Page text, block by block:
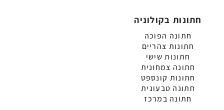
חתונות בקולוניה
חתונה הפוכה
חתונות צהריים
חתונות שישי
חתונה צמחונית
חתונות קונספט
חתונה טבעונית
חתונה במרכז